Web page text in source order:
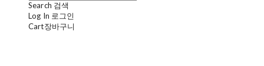
Search 검색
Log In 로그인
Cart장바구니